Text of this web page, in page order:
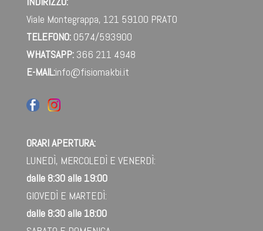
Viale Montegrappa, 121 59100 PRATO
TELEFONO: 0574/593900
WHATSAPP: 366 211 4948‬
E-MAIL:info@fisiomakbi.it
ORARI APERTURA:
LUNEDÌ, MERCOLEDÌ E VENERDÌ:
dalle 8:30 alle 19:00
GIOVEDÌ E MARTEDÌ:
dalle 8:30 alle 18:00